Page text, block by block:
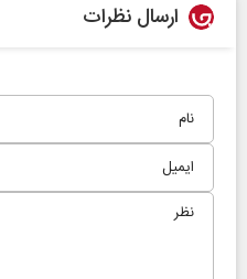
ارسال نظرات